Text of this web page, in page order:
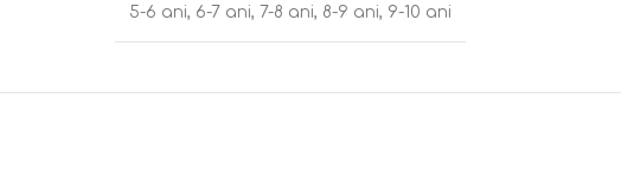
5-6 ani, 6-7 ani, 7-8 ani, 8-9 ani, 9-10 ani